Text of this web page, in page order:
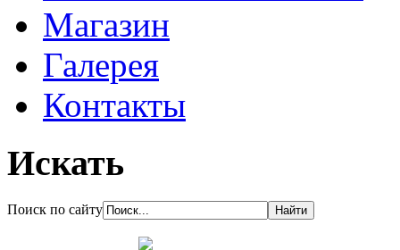
Магазин
Галерея
Контакты
Искать
Поиск по сайту